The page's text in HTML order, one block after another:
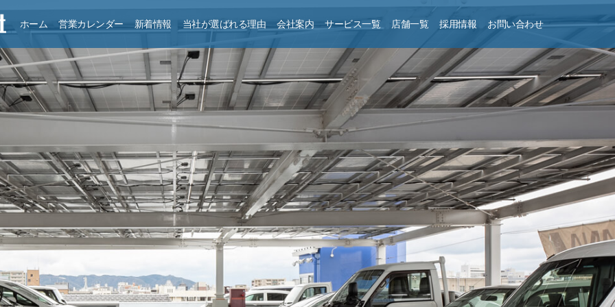
ホーム 営業カレンダー 新着情報 当社が選ばれる理由 会社案内 サービス一覧 店舗一覧 採用情報 お問い合わせ